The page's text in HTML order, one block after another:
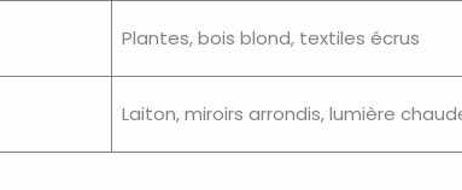
Plantes, bois blond, textiles écrus
Laiton, miroirs arrondis, lumière